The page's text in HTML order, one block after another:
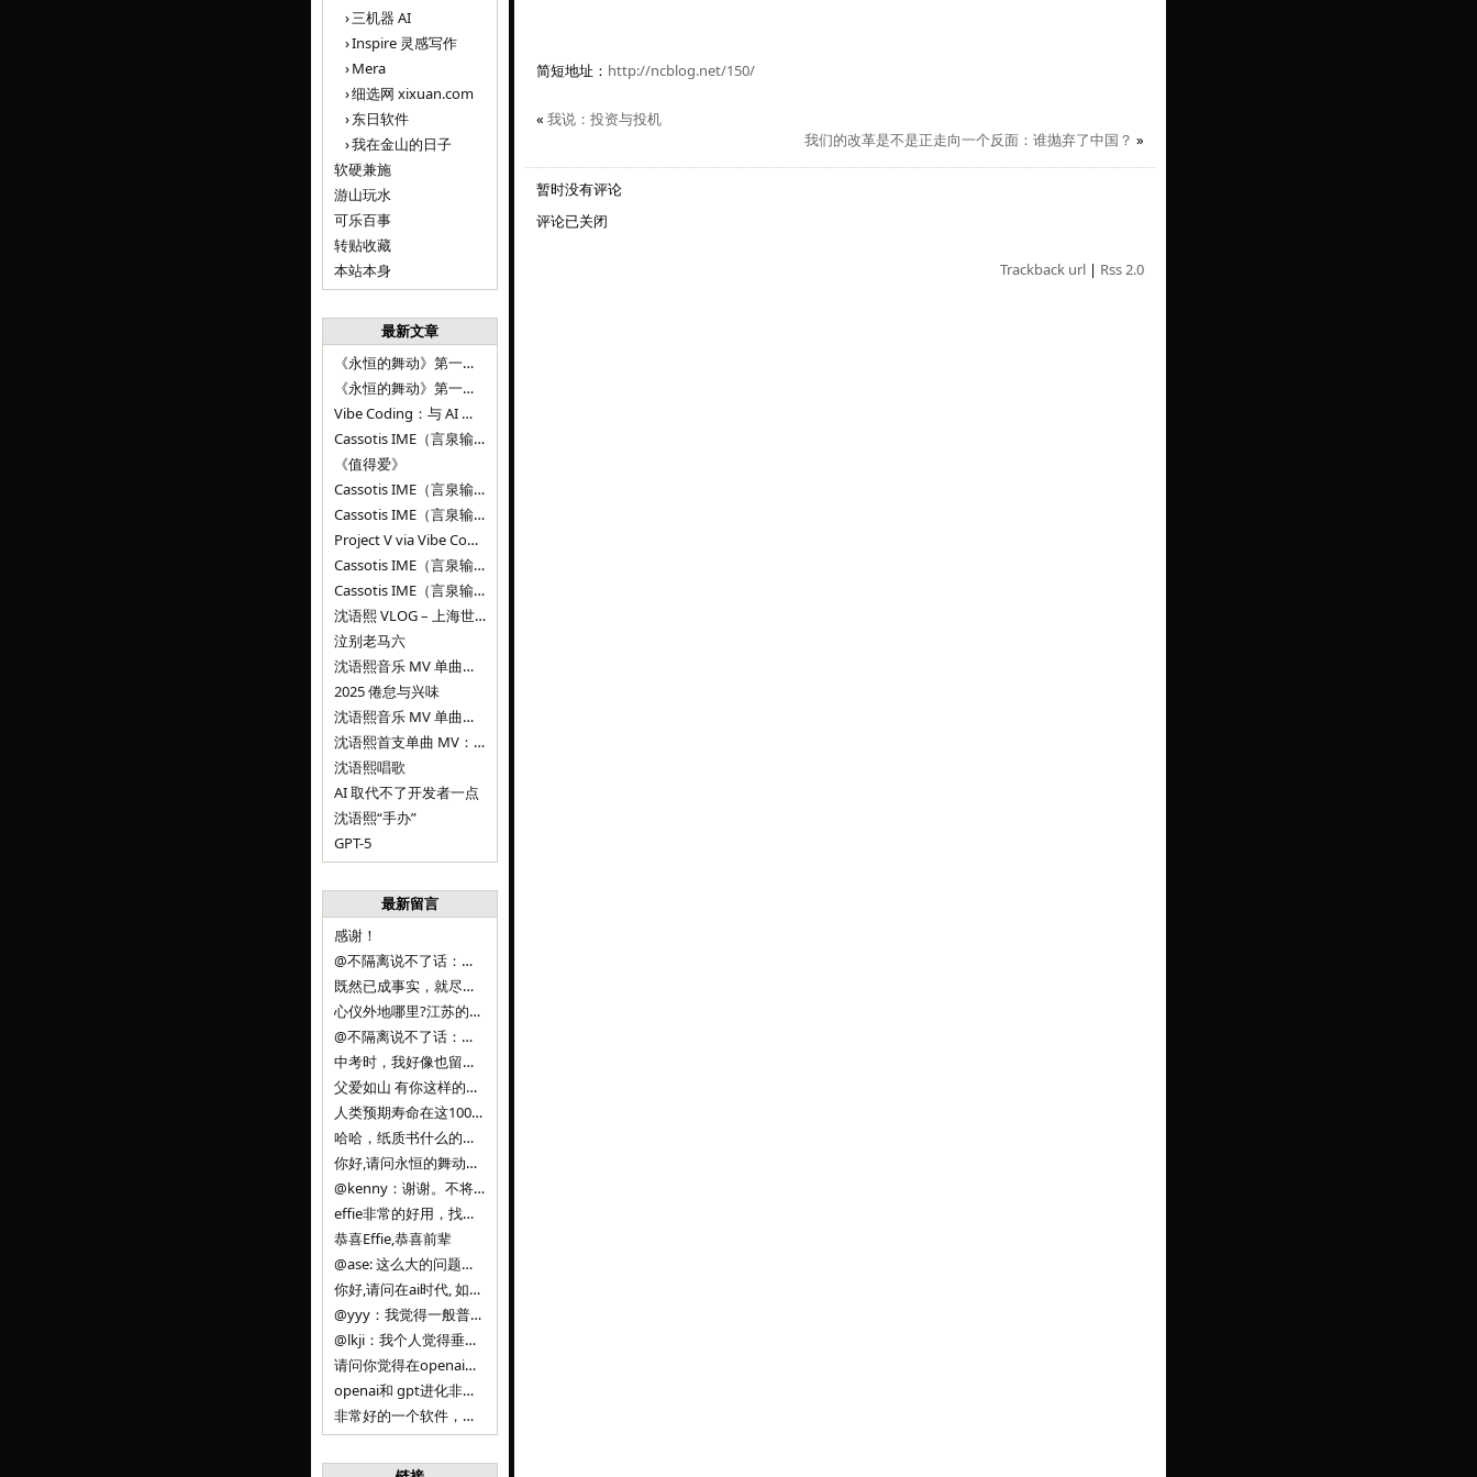
三机器 AI
Inspire 灵感写作
Mera
细选网 xixuan.com
东日软件
我在金山的日子
软硬兼施
游山玩水
可乐百事
转贴收藏
本站本身
最新文章
《永恒的舞动》第一百二十八章
《永恒的舞动》第一百二十七章
Vibe Coding：与 AI 并肩进步——言泉输入法 v0.4.1
Cassotis IME（言泉输入法）v0.3.1
《值得爱》
Cassotis IME（言泉输入法）v0.2.0
Cassotis IME（言泉输入法）v0.1.0
Project V via Vibe Coding
Cassotis IME（言泉输入法）阶段二
Cassotis IME（言泉输入法）
沈语熙 VLOG – 上海世博文化公园双子山
泣别老马六
沈语熙音乐 MV 单曲第三弹：代码与白T恤
2025 倦怠与兴味
沈语熙音乐 MV 单曲第二弹：优雅时间
沈语熙首支单曲 MV：告别的倒影
沈语熙唱歌
AI 取代不了开发者一点
沈语熙“手办”
GPT-5
最新留言
感谢！
@不隔离说不了话：浙江的
既然已成事实，就尽量接受了。 事情未能如愿已是不幸，没必要为此反复纠结来进行不必要的自我惩罚。 之前问过家里的小朋友是否想学编
心仪外地哪里?江苏的？顺其自然，全面发展才是。
@不隔离说不了话：确实，一晃三年。
中考时，我好像也留言过的，可乐好像和我们考得差不多。 一晃三年，我们江苏24年，物化生612分，女孩。 其实高考只是长跑的
父爱如山 有你这样的父亲做后盾，可乐未来的路一定会走得踏实又精彩
人类预期寿命在这100年，每2-3年增长一岁，到你们这一代大概率能到100岁，46岁还是正当年,可能不是八九点中的太阳了，但还是1
哈哈，纸质书什么的目前没有打算和计划，微信读书我不太熟悉，研究看看。目前，我只发在自己博客和起点上。关于小说内容方面，谢谢你的建议
你好,请问永恒的舞动什么时候可以出版纸质书,或者登陆微信读书.另外小说内容能不能更大气一些,不要只是局限于与一对男女的爱情和ai安
@kenny：谢谢。不将GIF显示为动图，主要是考虑到Effie本身的“极简、无干扰”的设计哲学，动图无疑是“干扰”之一。
effie非常的好用，找了很多年，终于找到这款，已经推荐给身边不少朋友使用和付费。有个小建议，文档里面是否可以增加gif的动图显示
恭喜Effie,恭喜前辈
@ase: 这么大的问题，我觉得我并没有答案。又或者说，每个人（公司）有自己的答案。
你好,请问在ai时代, 如何做软件. 是像以前那样,先构建软件的功能界面和服务,比如Office,嘀嘀打车,airbnb那样的界面
@yyy：我觉得一般普通人（非技术类以及非AI专业领域的人）会接触到的大语言模型肯定是大厂的超级模型。开源模型以后会更多被用在垂直
@lkji：我个人觉得垂直模型会自成一条发展线路的。AI 落地实际应用，一定还是垂直领域会更多。只是，垂直领域每个领域都不大，所以
请问你觉得在openai大语言模型一日千里的情况下，人们还需要去了解学习理解使用开源模型吗，还是说只需要使用openai的大语言模
openai和 gpt进化非常快， 还有垂直模型的机会吗
非常好的一个软件，恭喜。
简短地址： http://ncblog.net/150/
« 我说：投资与投机
我们的改革是不是正走向一个反面：谁抛弃了中国？ »
暂时没有评论
评论已关闭
Trackback url | Rss 2.0